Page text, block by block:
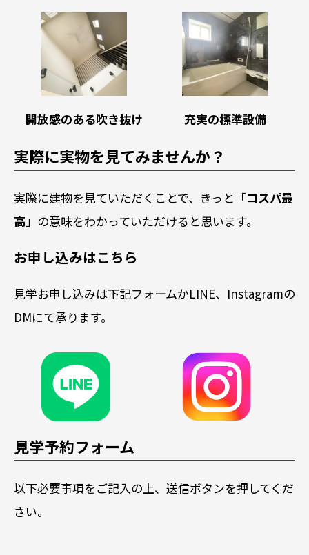
開放感のある吹き抜け 充実の標準設備
実際に実物を見てみませんか？
実際に建物を見ていただくことで、きっと「コスパ最
高 」の意味をわかっていただけると思います。
お申し込みはこちら
見学お申し込みは下記フォームかLINE、Instagramの
DMにて承ります。
見学予約フォーム
以下必要事項をご記入の上、送信ボタンを押してくだ
さい。